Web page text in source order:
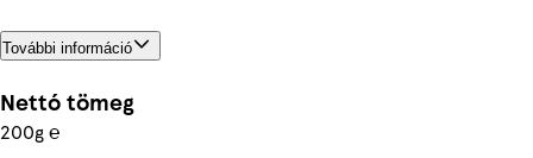
További információ
Nettó tömeg
200g ℮